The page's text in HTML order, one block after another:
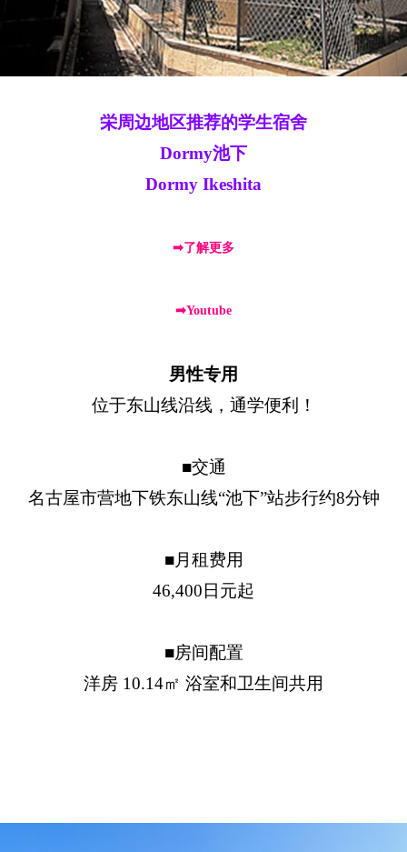
栄周边地区推荐的学生宿舍
Dormy池下
Dormy Ikeshita
➡了解更多
➡Youtube
男性专用
位于东山线沿线，通学便利！
■交通
名古屋市营地下铁东山线“池下”站步行约8分钟
■月租费用
46,400日元起
■房间配置
洋房 10.14㎡ 浴室和卫生间共用